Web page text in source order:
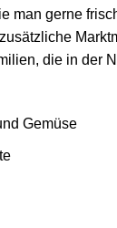
man gerne
die in der
Gemüse